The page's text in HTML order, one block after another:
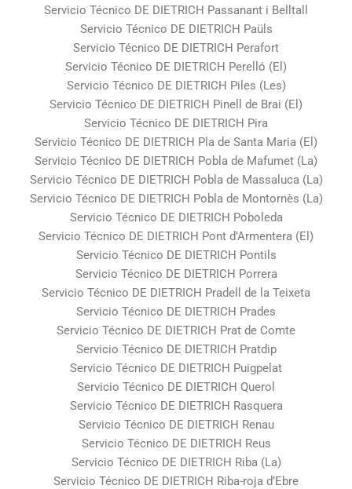
Servicio Técnico DE DIETRICH Passanant i Belltall
Servicio Técnico DE DIETRICH Paüls
Servicio Técnico DE DIETRICH Perafort
Servicio Técnico DE DIETRICH Perelló (El)
Servicio Técnico DE DIETRICH Piles (Les)
Servicio Técnico DE DIETRICH Pinell de Brai (El)
Servicio Técnico DE DIETRICH Pira
Servicio Técnico DE DIETRICH Pla de Santa Maria (El)
Servicio Técnico DE DIETRICH Pobla de Mafumet (La)
Servicio Técnico DE DIETRICH Pobla de Massaluca (La)
Servicio Técnico DE DIETRICH Pobla de Montornès (La)
Servicio Técnico DE DIETRICH Poboleda
Servicio Técnico DE DIETRICH Pont d’Armentera (El)
Servicio Técnico DE DIETRICH Pontils
Servicio Técnico DE DIETRICH Porrera
Servicio Técnico DE DIETRICH Pradell de la Teixeta
Servicio Técnico DE DIETRICH Prades
Servicio Técnico DE DIETRICH Prat de Comte
Servicio Técnico DE DIETRICH Pratdip
Servicio Técnico DE DIETRICH Puigpelat
Servicio Técnico DE DIETRICH Querol
Servicio Técnico DE DIETRICH Rasquera
Servicio Técnico DE DIETRICH Renau
Servicio Técnico DE DIETRICH Reus
Servicio Técnico DE DIETRICH Riba (La)
Servicio Técnico DE DIETRICH Riba-roja d’Ebre